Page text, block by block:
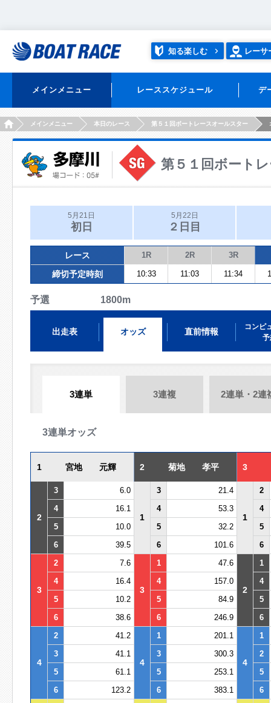
知る楽しむ レーサ
メインメニュー レーススケジュール デ
HOMEメインメニュー 本日のレース 第５１回ボートレースオールスター
第５１回ボート
5月21日
初日
5月22日
２日目
レース 1R 2R 3R
締切予定時刻 10:33 11:03 11:34
予選 1800m
出走表 オッズ 直前情報
コンピ
予
3連単 3連複 2連単・2連
3連単オッズ
1 宮地 元輝 2 菊地 孝平 3
2
3 6.0
1
3 21.4
1
2
4
16.1 4 53.3
4
5
10.0 5 32.2
5
6
39.5 6 101.6 6
3
2 7.6
3
1 47.6
2
1
4
16.4 4 157.0
4
5
10.2 5 84.9
5
6
38.6 6 246.9 6
4
2 41.2
4
1 201.1
4
1
3
41.1 3 300.3
2
5
61.1 5 253.1
5
6
123.2 6 383.1 6